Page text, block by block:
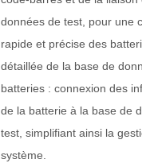
données de test, pour une
rapide et précise des
détaillée de la base de
batteries : connexion des
de la batterie à la base de
test, simplifiant ainsi la
système.